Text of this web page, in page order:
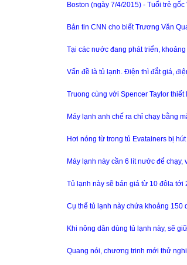
Boston (ngày 7/4/2015) - Tuổi trẻ
Bản tin CNN cho biết Trương Văn
Tại các nước đang phát triển,
Vấn đề là tủ lạnh. Điện thì đắt giá,
Truong cùng với Spencer Taylor
Máy lạnh anh chế ra chỉ chạy bằng
Hơi nóng từ trong tủ Evatainers bị
Máy lạnh này cần 6 lít nước để
Tủ lạnh này sẽ bán giá từ 10 đôla
Cụ thể tủ lạnh này chứa khoảng 150
Khi nông dân dùng tủ lạnh này, sẽ
Quang nói, chương trinh mới thử